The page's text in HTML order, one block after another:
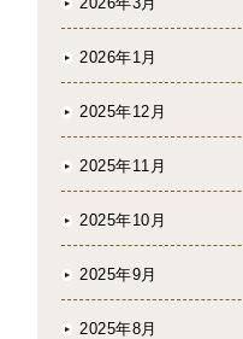
2026年1月
2025年12月
2025年11月
2025年10月
2025年9月
2025年8月